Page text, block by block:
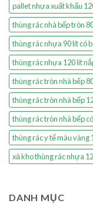
pallet nhựa xuất khẩu
thùng rác nhà bếp tròn
thùng rác nhựa 90 lít có
thùng rác nhựa 120 lít
thùng rác tròn nhà bếp
thùng rác tròn nhà bếp
thùng rác tròn nhà bếp
thùng rác y tế màu vàng
xả kho thùng rác nhựa
DANH MỤC